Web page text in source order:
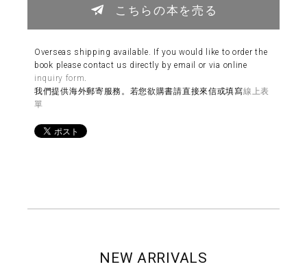
こちらの本を売る
Overseas shipping available. If you would like to order the
book please contact us directly by email or via online
inquiry form.
我們提供海外郵寄服務。若您欲購書請直接來信或填寫線上表
單
NEW ARRIVALS